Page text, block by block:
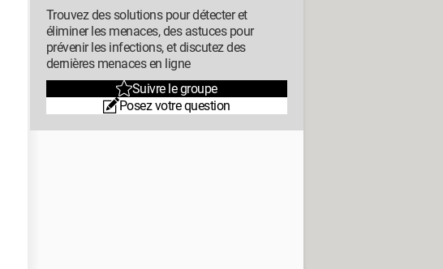
Trouvez des solutions pour détecter et
éliminer les menaces, des astuces pour
prévenir les infections, et discutez des
dernières menaces en ligne
Suivre le groupe
Posez votre question